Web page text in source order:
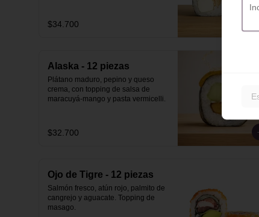
$34.700
Alaska - 12 piezas
Plátano maduro, pepino y queso
crema, con topping de salsa de
maracuyá-mango y pasta vermicelli.
$32.700
Ojo de Tigre - 12 piezas
Salmón fresco, atún rojo, palmito de
cangrejo y aguacate. Topping de
masago.